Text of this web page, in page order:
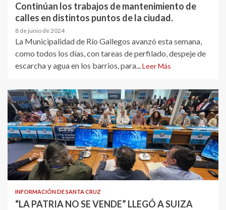
Continúan los trabajos de mantenimiento de
calles en distintos puntos de la ciudad.
8 de junio de 2024
La Municipalidad de Río Gallegos avanzó esta semana,
como todos los días, con tareas de perfilado, despeje de
escarcha y agua en los barrios, para...Leer Más
INFORMACIÓN DE SANTA CRUZ
“LA PATRIA NO SE VENDE” LLEGÓ A SUIZA